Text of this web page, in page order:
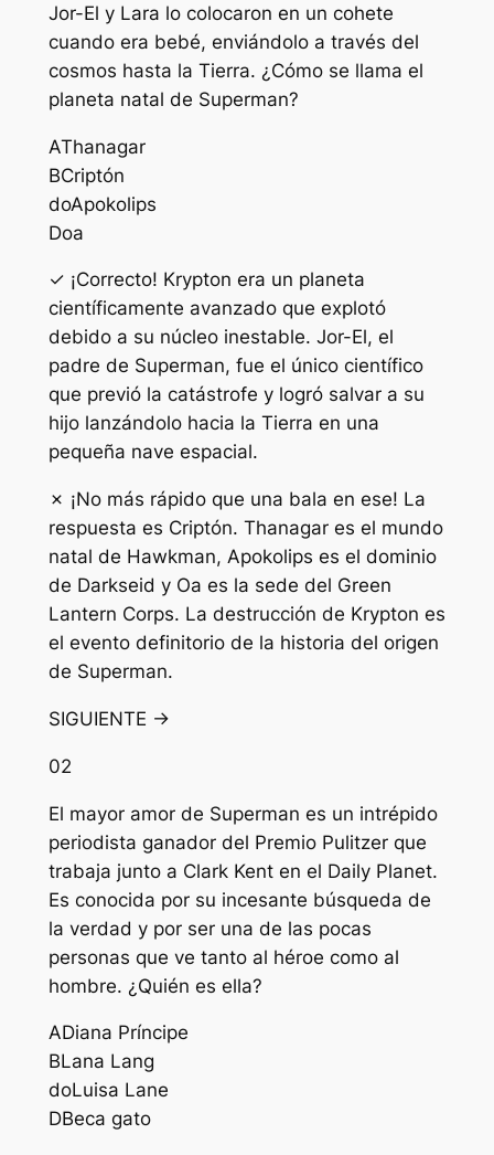
Jor-El y Lara lo colocaron en un cohete
cuando era bebé, enviándolo a través del
cosmos hasta la Tierra. ¿Cómo se llama el
planeta natal de Superman?
AThanagar
BCriptón
doApokolips
Doa
✓ ¡Correcto! Krypton era un planeta
científicamente avanzado que explotó
debido a su núcleo inestable. Jor-El, el
padre de Superman, fue el único científico
que previó la catástrofe y logró salvar a su
hijo lanzándolo hacia la Tierra en una
pequeña nave espacial.
✗ ¡No más rápido que una bala en ese! La
respuesta es Criptón. Thanagar es el mundo
natal de Hawkman, Apokolips es el dominio
de Darkseid y Oa es la sede del Green
Lantern Corps. La destrucción de Krypton es
el evento definitorio de la historia del origen
de Superman.
SIGUIENTE →
02
El mayor amor de Superman es un intrépido
periodista ganador del Premio Pulitzer que
trabaja junto a Clark Kent en el Daily Planet.
Es conocida por su incesante búsqueda de
la verdad y por ser una de las pocas
personas que ve tanto al héroe como al
hombre. ¿Quién es ella?
ADiana Príncipe
BLana Lang
doLuisa Lane
DBeca gato